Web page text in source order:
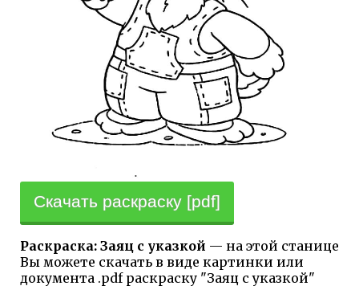
Скачать раскраску [pdf]
Раскраска: Заяц с указкой — на этой станице
Вы можете скачать в виде картинки или
документа .pdf раскраску "Заяц с указкой"